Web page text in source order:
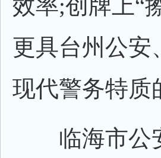
效率;创牌上“
更具台州公安
现代警务特质
临海市公安